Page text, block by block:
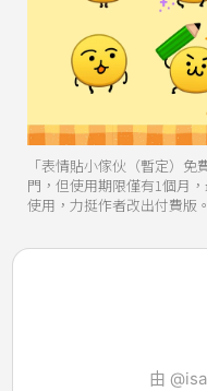
「表情貼小傢伙（暫定）
門，但使用期限僅有1個月
使用，力挺作者改出付費版。
由